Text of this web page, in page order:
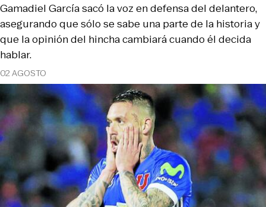
02 AGOSTO
Gamadiel García sacó la voz en defensa del delantero,
asegurando que sólo se sabe una parte de la historia y
que la opinión del hincha cambiará cuando él decida
hablar.